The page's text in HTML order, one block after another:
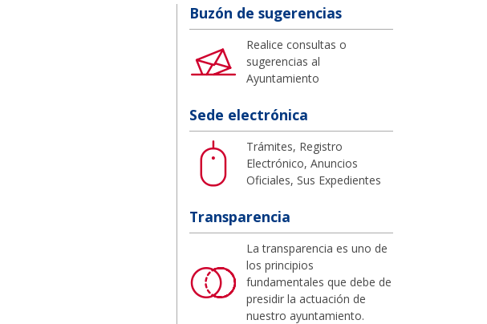
Buzón de sugerencias
Realice consultas o
sugerencias al
Ayuntamiento
Sede electrónica
Trámites, Registro
Electrónico, Anuncios
Oficiales, Sus Expedientes
Transparencia
La transparencia es uno de
los principios
fundamentales que debe de
presidir la actuación de
nuestro ayuntamiento.